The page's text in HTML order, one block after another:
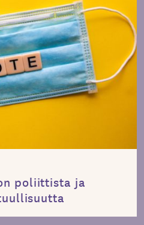
poliittista ja